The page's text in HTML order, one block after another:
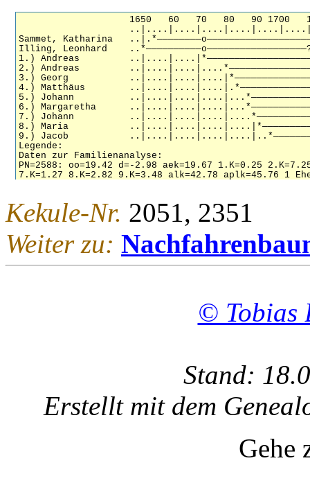
Kekule-Nr. 2051, 2351
Weiter zu:
© Tobias
Stand:
Erstellt mit dem
Gehe